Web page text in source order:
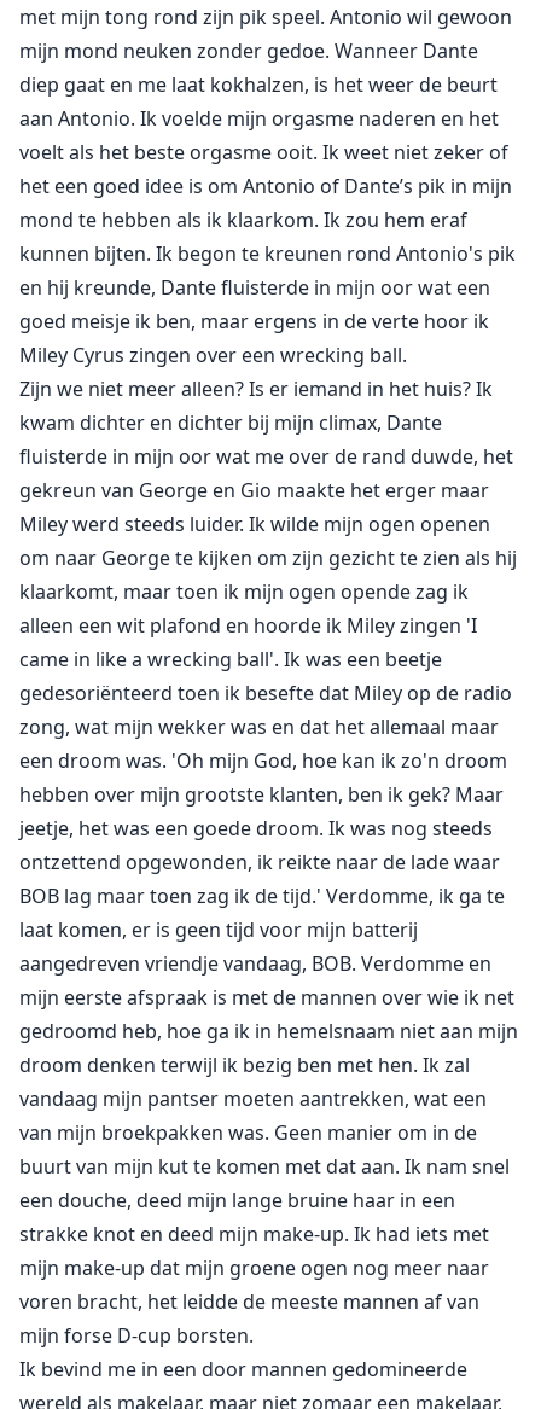
heb een regel. Geen zaken met plezier vermengen,
alleen is het probleem dat deze jongens mijn memo
over het niet vermengen van zaken met plezier niet
hebben ontvangen, want oh mijn God, kunnen ze
plezier geven...
met mijn tong rond zijn pik speel. Antonio wil gewoon
mijn mond neuken zonder gedoe. Wanneer Dante
diep gaat en me laat kokhalzen, is het weer de beurt
aan Antonio. Ik voelde mijn orgasme naderen en het
voelt als het beste orgasme ooit. Ik weet niet zeker of
het een goed idee is om Antonio of Dante’s pik in mijn
mond te hebben als ik klaarkom. Ik zou hem eraf
kunnen bijten. Ik begon te kreunen rond Antonio's pik
en hij kreunde, Dante fluisterde in mijn oor wat een
goed meisje ik ben, maar ergens in de verte hoor ik
Miley Cyrus zingen over een wrecking ball.
Zijn we niet meer alleen? Is er iemand in het huis? Ik
kwam dichter en dichter bij mijn climax, Dante
fluisterde in mijn oor wat me over de rand duwde, het
gekreun van George en Gio maakte het erger maar
Miley werd steeds luider. Ik wilde mijn ogen openen
om naar George te kijken om zijn gezicht te zien als hij
klaarkomt, maar toen ik mijn ogen opende zag ik
alleen een wit plafond en hoorde ik Miley zingen 'I
came in like a wrecking ball'. Ik was een beetje
gedesoriënteerd toen ik besefte dat Miley op de radio
zong, wat mijn wekker was en dat het allemaal maar
een droom was. 'Oh mijn God, hoe kan ik zo'n droom
hebben over mijn grootste klanten, ben ik gek? Maar
jeetje, het was een goede droom. Ik was nog steeds
ontzettend opgewonden, ik reikte naar de lade waar
BOB lag maar toen zag ik de tijd.' Verdomme, ik ga te
laat komen, er is geen tijd voor mijn batterij
aangedreven vriendje vandaag, BOB. Verdomme en
mijn eerste afspraak is met de mannen over wie ik net
gedroomd heb, hoe ga ik in hemelsnaam niet aan mijn
droom denken terwijl ik bezig ben met hen. Ik zal
vandaag mijn pantser moeten aantrekken, wat een
van mijn broekpakken was. Geen manier om in de
buurt van mijn kut te komen met dat aan. Ik nam snel
een douche, deed mijn lange bruine haar in een
strakke knot en deed mijn make-up. Ik had iets met
mijn make-up dat mijn groene ogen nog meer naar
voren bracht, het leidde de meeste mannen af van
mijn forse D-cup borsten.
Ik bevind me in een door mannen gedomineerde
wereld als makelaar, maar niet zomaar een makelaar,